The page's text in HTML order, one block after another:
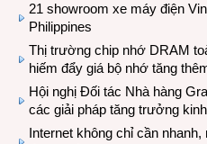
21 showroom xe máy điện
Philippines
Thị trường chip nhớ DRAM
hiếm đẩy giá bộ nhớ tăng
Hội nghị Đối tác Nhà hàng
các giải pháp tăng trưởng
Internet không chỉ cần